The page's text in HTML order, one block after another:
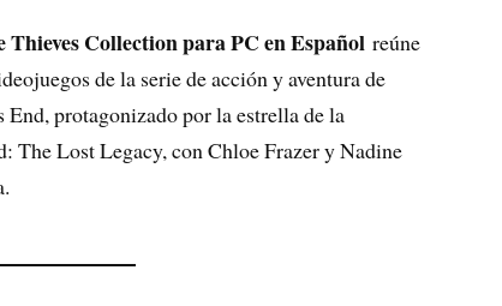
Collection para PC en Españolreúne
de la serie de acción y aventura de
protagonizado por la estrella de la
The Lost Legacy, con Chloe Frazer y Nadine